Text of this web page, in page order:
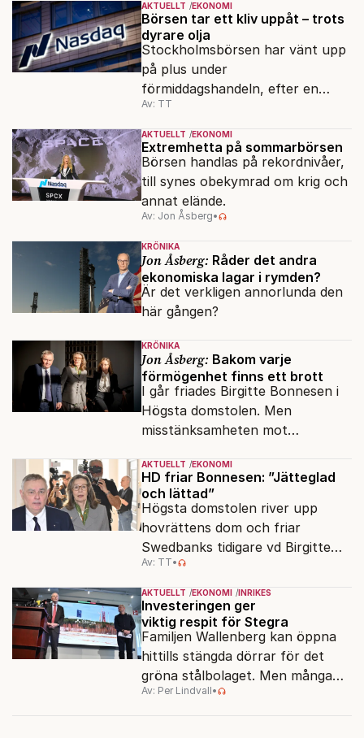
AKTUELLT EKONOMI
Börsen tar ett kliv uppåt – trots
dyrare olja
Stockholmsbörsen har vänt upp
på plus under
förmiddagshandeln, efter en
inledning nedåt – trots ett högre
oljepris och AI-oro.
Av: TT
AKTUELLT EKONOMI
Extremhetta på sommarbörsen
Börsen handlas på rekordnivåer,
till synes obekymrad om krig och
annat elände.
Av: Jon Åsberg•
KRÖNIKA
Jon Åsberg: Råder det andra
ekonomiska lagar i rymden?
Är det verkligen annorlunda den
här gången?
KRÖNIKA
Jon Åsberg: Bakom varje
förmögenhet finns ett brott
I går friades Birgitte Bonnesen i
Högsta domstolen. Men
misstänksamheten mot
AKTUELLT EKONOMI
HD friar Bonnesen: ”Jätteglad
och lättad”
Högsta domstolen river upp
hovrättens dom och friar
Swedbanks tidigare vd Birgitte
Bonnesen från alla
brottsmisstankar.
Av: TT•
AKTUELLT EKONOMI INRIKES
Investeringen ger
viktig respit för Stegra
Familjen Wallenberg kan öppna
hittills stängda dörrar för det
gröna stålbolaget. Men många
hinder återstår att övervinna.
Av: Per Lindvall•